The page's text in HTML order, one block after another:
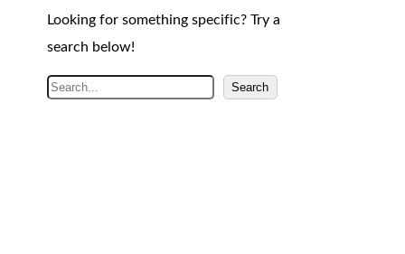
Looking for something specific? Try a
search below!
A
Search